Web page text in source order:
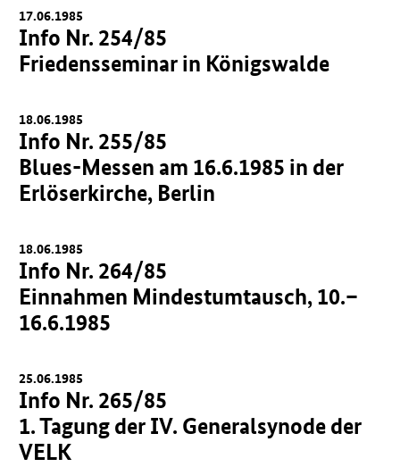
17.06.1985
Info Nr. 254/85
Friedensseminar in Königswalde
18.06.1985
Info Nr. 255/85
Blues-Messen am 16.6.1985 in der
Erlöserkirche, Berlin
18.06.1985
Info Nr. 264/85
Einnahmen Mindestumtausch, 10.–
16.6.1985
25.06.1985
Info Nr. 265/85
1. Tagung der IV. Generalsynode der
VELK